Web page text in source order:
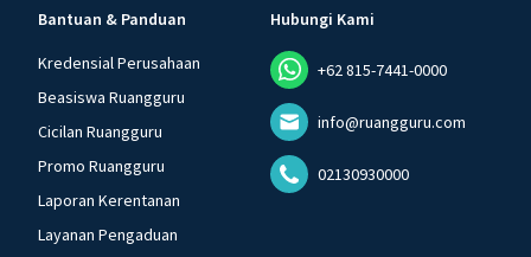
Bantuan & Panduan
Kredensial Perusahaan
Beasiswa Ruangguru
Cicilan Ruangguru
Promo Ruangguru
Laporan Kerentanan
Layanan Pengaduan
Hubungi Kami
+62 815-7441-0000
info@ruangguru.com
02130930000